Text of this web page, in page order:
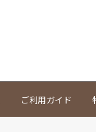
ご利用ガイド